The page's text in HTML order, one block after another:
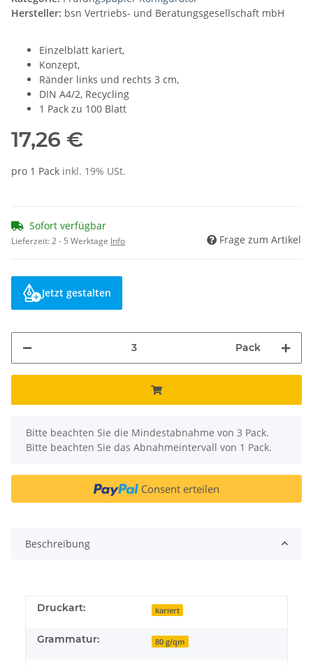
Hersteller: bsn Vertriebs- und Beratungsgesellschaft mbH
Einzelblatt kariert,
Konzept,
Ränder links und rechts 3 cm,
DIN A4/2, Recycling
1 Pack zu 100 Blatt
17,26 €
pro 1 Pack inkl. 19% USt.
Sofort verfügbar
Lieferzeit:2 - 5 Werktage Info Frage zum Artikel
Jetzt gestalten
Pack
x
Bitte beachten Sie die Mindestabnahme von 3 Pack.
Bitte beachten Sie das Abnahmeintervall von 1 Pack.
Consent erteilen
Beschreibung
Druckart: kariert
Grammatur: 80 g/qm